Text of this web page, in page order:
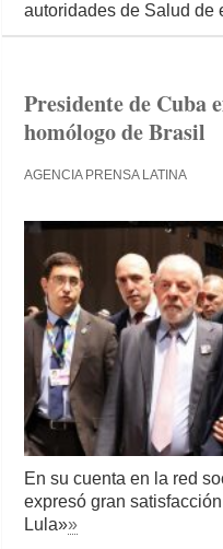
autoridades de Salud de
Presidente de Cuba
homólogo de Brasil
AGENCIA PRENSA LATINA
En su cuenta en la red
expresó gran
Lula»»